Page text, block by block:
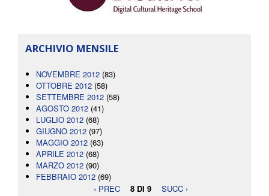
ARCHIVIO MENSILE
NOVEMBRE 2012 (83)
OTTOBRE 2012 (58)
SETTEMBRE 2012 (58)
AGOSTO 2012 (41)
LUGLIO 2012 (68)
GIUGNO 2012 (97)
MAGGIO 2012 (63)
APRILE 2012 (68)
MARZO 2012 (90)
FEBBRAIO 2012 (69)
‹ PREC
8 DI 9 SUCC ›